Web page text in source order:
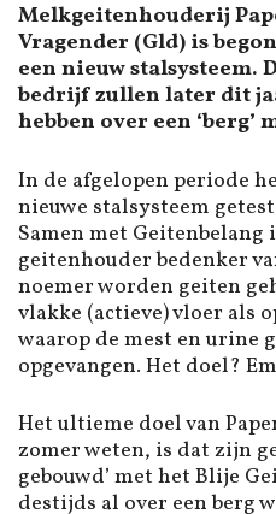
Melkgeitenhouderij
Vragender (Gld) is
een nieuw stalsysteem.
bedrijf zullen later dit
hebben over een
In de afgelopen periode
nieuwe stalsysteem
Samen met Geitenbelang
geitenhouder bedenker
noemer worden geiten
vlakke (actieve) vloer als
waarop de mest en urine
opgevangen. Het doel?
Het ultieme doel van
zomer weten, is dat zijn
gebouwd’ met het Blije
destijds al over een berg